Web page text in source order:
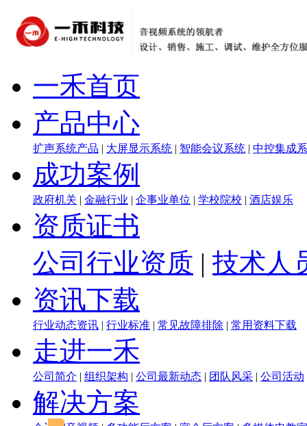
一禾首页
产品中心
扩声系统产品 | 大屏显示系统 | 智能会议系统 | 中控集成
成功案例
政府机关 | 金融行业 | 企事业单位 | 学校院校 | 酒店娱乐
资质证书
公司行业资质 | 技术人
资讯下载
行业动态资讯 | 行业标准 | 常见故障排除 | 常用资料下载
走进一禾
公司简介 | 组织架构 | 公司最新动态 | 团队风采 | 公司活动
解决方案